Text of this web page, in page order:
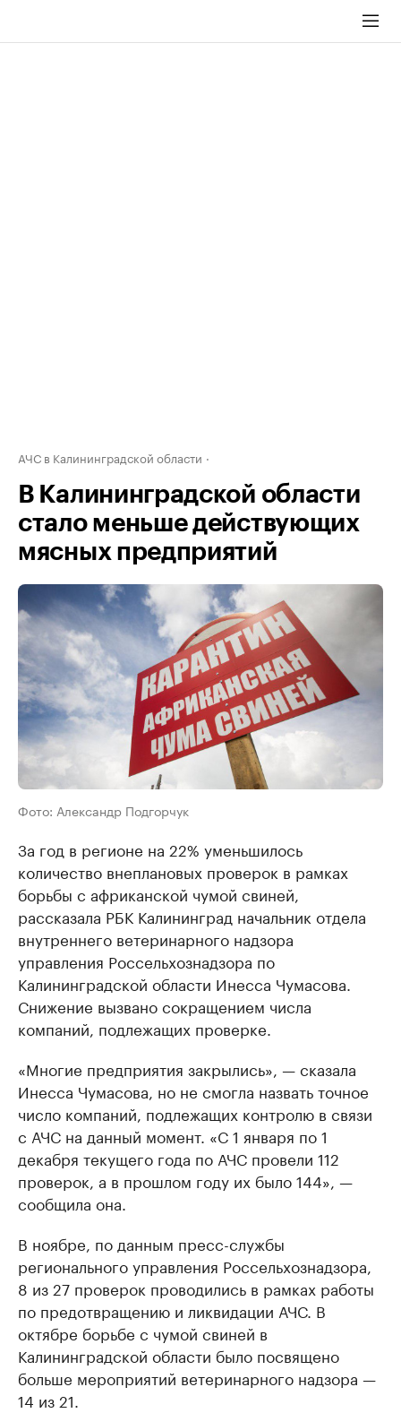
АЧС в Калининградской области
В Калининградской области
стало меньше действующих
мясных предприятий
Фото: Александр Подгорчук
За год в регионе на 22% уменьшилось
количество внеплановых проверок в рамках
борьбы с африканской чумой свиней,
рассказала РБК Калининград начальник отдела
внутреннего ветеринарного надзора
управления Россельхознадзора по
Калининградской области Инесса Чумасова.
Снижение вызвано сокращением числа
компаний, подлежащих проверке.
«Многие предприятия закрылись», — сказала
Инесса Чумасова, но не смогла назвать точное
число компаний, подлежащих контролю в связи
с АЧС на данный момент. «С 1 января по 1
декабря текущего года по АЧС провели 112
проверок, а в прошлом году их было 144», —
сообщила она.
В ноябре, по данным пресс-службы
регионального управления Россельхознадзора,
8 из 27 проверок проводились в рамках работы
по предотвращению и ликвидации АЧС. В
октябре борьбе с чумой свиней в
Калининградской области было посвящено
больше мероприятий ветеринарного надзора —
14 из 21.